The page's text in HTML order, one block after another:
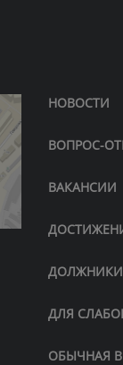
НОВОСТИ
ВОПРОС-
ВАКАНСИИ
ДОЛЖНИКИ
ДЛЯ
ОБЫЧНАЯ